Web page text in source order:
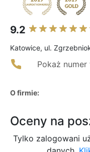
9.2
Katowice, ul.
Pokaż numer
O firmie:
Oceny na
Tylko zalogowani